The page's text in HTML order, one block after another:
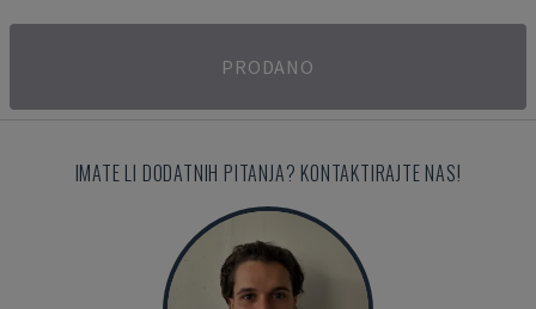
PRODANO
IMATE LI DODATNIH PITANJA? KONTAKTIRAJTE NAS!